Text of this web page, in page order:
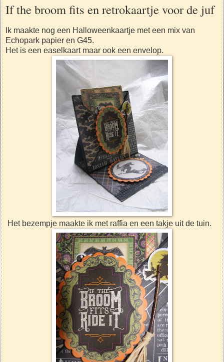
If the broom fits en retrokaartje voor de juf
Ik maakte nog een Halloweenkaartje met een mix van
Echopark papier en G45.
Het is een easelkaart maar ook een envelop.
Het bezempje maakte ik met raffia en een takje uit de tuin.